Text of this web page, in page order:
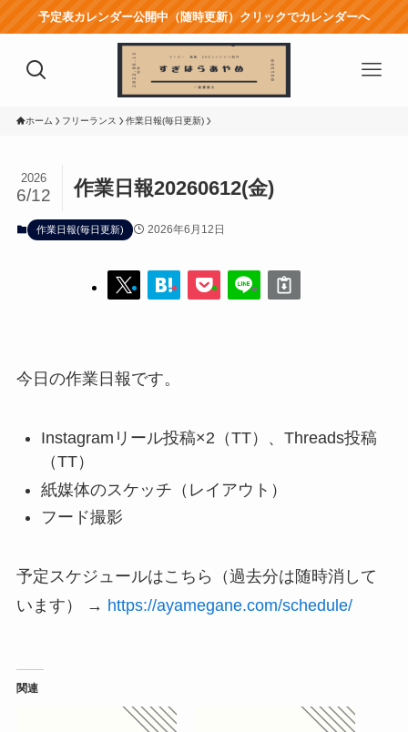
予定表カレンダー公開中（随時更新）クリックでカレンダーへ
ホーム フリーランス 作業日報(毎日更新)
作業日報20260612(金)
2026
6/12
作業日報(毎日更新) 2026年6月12日
今日の作業日報です。
Instagramリール投稿×2（TT）、Threads投稿
（TT）
紙媒体のスケッチ（レイアウト）
フード撮影
予定スケジュールはこちら（過去分は随時消して
います） → https://ayamegane.com/schedule/
関連